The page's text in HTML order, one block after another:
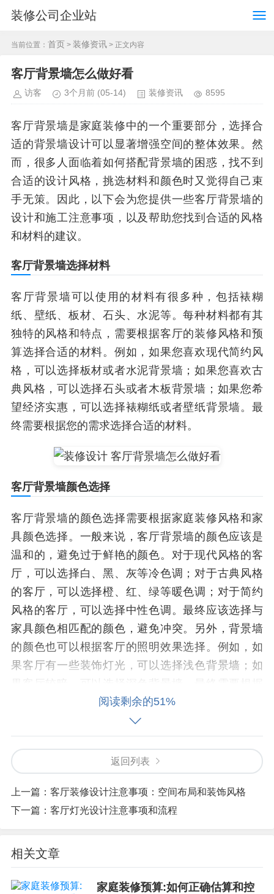
装修公司企业站
当前位置： 首页 > 装修资讯 > 正文内容
客厅背景墙怎么做好看
访客 3个月前 (05-14) 装修资讯 8595
客厅背景墙是家庭装修中的一个重要部分，选择合
适的背景墙设计可以显著增强空间的整体效果。然
而，很多人面临着如何搭配背景墙的困惑，找不到
合适的设计风格，挑选材料和颜色时又觉得自己束
手无策。因此，以下会为您提供一些客厅背景墙的
设计和施工注意事项，以及帮助您找到合适的风格
和材料的建议。
客厅背景墙选择材料
客厅背景墙可以使用的材料有很多种，包括裱糊
纸、壁纸、板材、石头、水泥等。每种材料都有其
独特的风格和特点，需要根据客厅的装修风格和预
算选择合适的材料。例如，如果您喜欢现代简约风
格，可以选择板材或者水泥背景墙；如果您喜欢古
典风格，可以选择石头或者木板背景墙；如果您希
望经济实惠，可以选择裱糊纸或者壁纸背景墙。最
终需要根据您的需求选择合适的材料。
客厅背景墙颜色选择
客厅背景墙的颜色选择需要根据家庭装修风格和家
具颜色选择。一般来说，客厅背景墙的颜色应该是
温和的，避免过于鲜艳的颜色。对于现代风格的客
厅，可以选择白、黑、灰等冷色调；对于古典风格
的客厅，可以选择橙、红、绿等暖色调；对于简约
风格的客厅，可以选择中性色调。最终应该选择与
家具颜色相匹配的颜色，避免冲突。另外，背景墙
的颜色也可以根据客厅的照明效果选择。例如，如
果客厅有一些装饰灯光，可以选择浅色背景墙；如
您的需求选择合适的颜色。
客厅背景墙的造型设计需要考虑空间的深度感和视
觉效果。一般来说，客厅背景墙的造型设计分为两
合现代风格；立面墙可以增加空间的深度感，可以
适合古典风格。立面墙的造型设计可以根据空间的
需求进行定制，可以增加功能性，也可以适应空间
阅读剩余的51%
返回列表
上一篇： 客厅装修设计注意事项：空间布局和装饰风格
下一篇： 客厅灯光设计注意事项和流程
相关文章
家庭装修预算:如何正确估算和控